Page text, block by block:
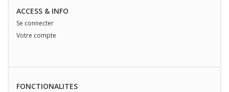
ACCESS & INFO
Se connecter
Votre compte
FONCTIONALITES